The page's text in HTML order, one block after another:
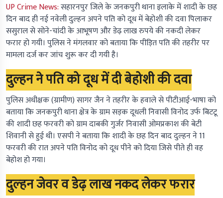
UP Crime News:सहारनपुर जिले के जनकपुरी थाना इलाके में शादी के छह
दिन बाद ही नई नवेली दुल्हन अपने पति को दूध में बेहोशी की दवा पिलाकर
ससुराल से सोने-चांदी के आभूषण और डेढ़ लाख रुपये की नकदी लेकर
फरार हो गयी। पुलिस ने मंगलवार को बताया कि पीड़ित पति की तहरीर पर
मामला दर्ज कर जांच शुरू कर दी गयी है।
दुल्हन ने पति को दूध में दी बेहोशी की दवा
पुलिस अधीक्षक (ग्रामीण) सागर जैन ने तहरीर के हवाले से पीटीआई-भाषा को
बताया कि जनकपुरी थाना क्षेत्र के ग्राम सड़क दूधली निवासी विनोद उर्फ बिटटू
की शादी छह फरवरी को ग्राम दाबकी गुर्जर निवासी ओमप्रकाश की बेटी
शिवानी से हुई थी। एसपी ने बताया कि शादी के छह दिन बाद दुल्हन ने 11
फरवरी की रात अपने पति विनोद को दूध पीने को दिया जिसे पीते ही वह
बेहोश हो गया।
दुल्‍हन जेवर व डेढ़ लाख नकद लेकर फरार